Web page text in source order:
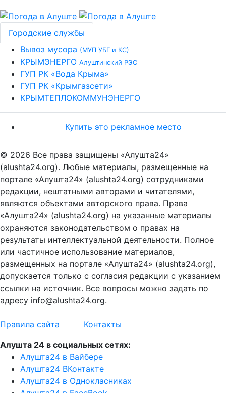
Городские службы
Вывоз мусора (МУП УБГ и КС)
КРЫМЭНЕРГО Алуштинский РЭС
ГУП РК «Вода Крыма»
ГУП РК «Крымгазсети»
КРЫМТЕПЛОКОММУНЭНЕРГО
Купить это рекламное место
© 2026 Все права защищены «Алушта24»
(alushta24.org). Любые материалы, размещенные на
портале «Алушта24» (alushta24.org) сотрудниками
редакции, нештатными авторами и читателями,
являются объектами авторского права. Права
«Алушта24» (alushta24.org) на указанные материалы
охраняются законодательством о правах на
результаты интеллектуальной деятельности. Полное
или частичное использование материалов,
размещенных на портале «Алушта24» (alushta24.org),
допускается только с согласия редакции с указанием
ссылки на источник. Все вопросы можно задать по
адресу info@alushta24.org.
Правила сайта
Контакты
Алушта 24 в социальных сетях:
Алушта24 в Вайбере
Алушта24 ВКонтакте
Алушта24 в Однокласниках